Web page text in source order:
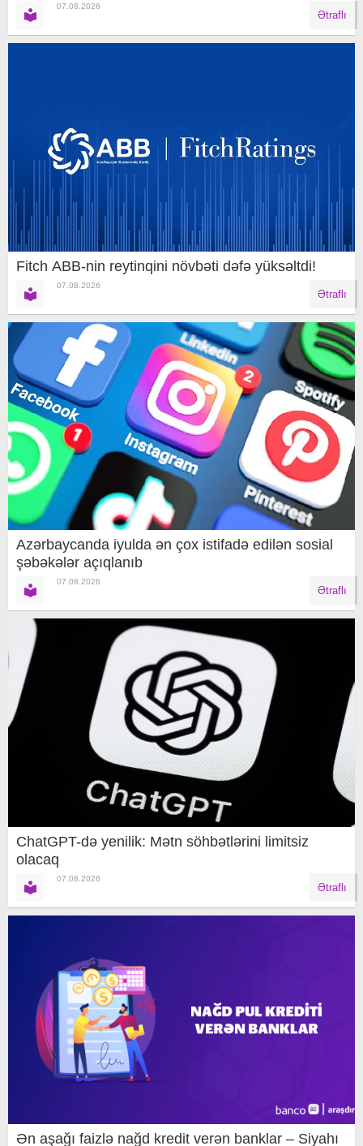
07.08.2026
Ətraflı
Fitch ABB-nin reytinqini növbəti dəfə yüksəltdi!
07.08.2026
Ətraflı
Azərbaycanda iyulda ən çox istifadə edilən sosial
şəbəkələr açıqlanıb
07.08.2026
Ətraflı
ChatGPT-də yenilik: Mətn söhbətlərini limitsiz
olacaq
07.08.2026
Ətraflı
Ən aşağı faizlə nağd kredit verən banklar – Siyahı